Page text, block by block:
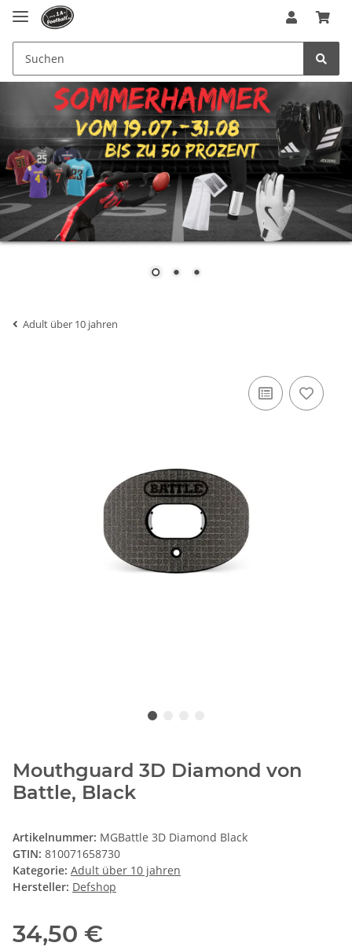
Adult über 10 jahren
Mouthguard 3D Diamond von
Battle, Black
Artikelnummer: MGBattle 3D Diamond Black
GTIN: 810071658730
Kategorie: Adult über 10 jahren
Hersteller: Defshop
34,50 €